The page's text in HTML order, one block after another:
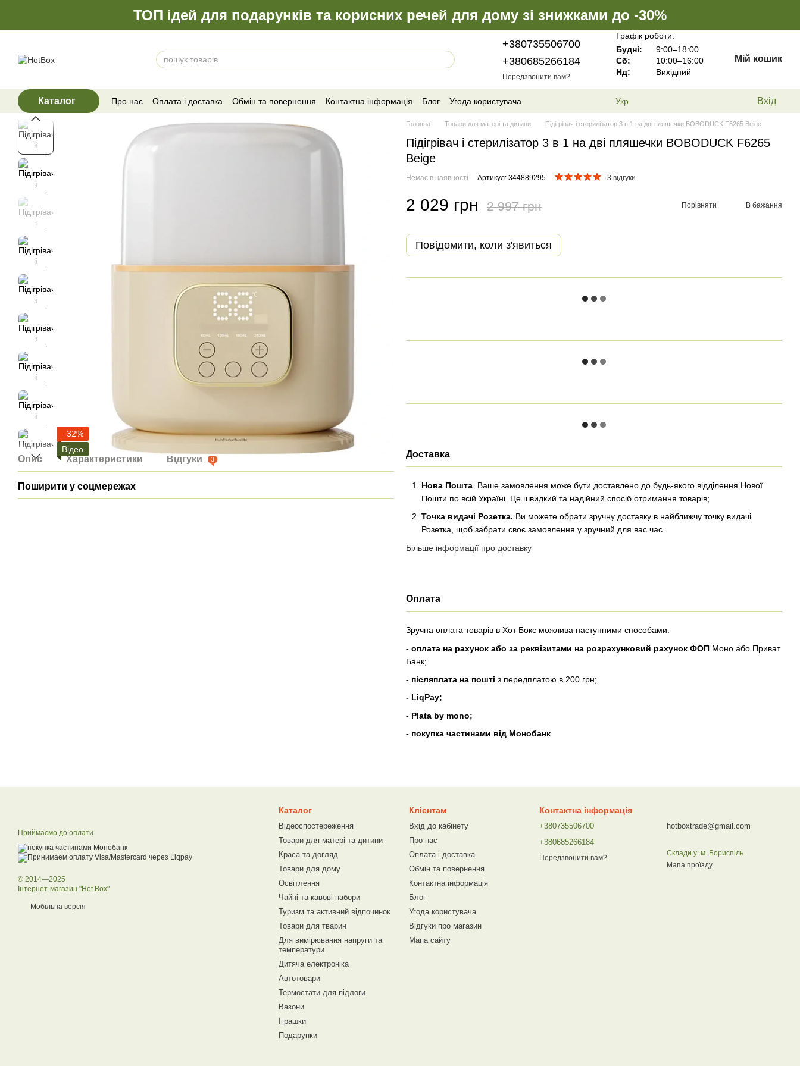
ТОП ідей для подарунків та корисних речей для дому зі знижками до -30%
+380735506700
+380685266184
Передзвонити вам?
Графік роботи:
Будні:
9:00–18:00
Сб:
10:00–16:00
Нд:
Вихідний
Мій кошик
Каталог Про нас Оплата і доставка Обмін та повернення Контактна інформація Блог
Угода користувача
Відгуки про магазин
Укр Вхід
−32%
Відео
Опис Характеристики Відгуки 3
Поширити у соцмережах
Головна Товари для матері та дитини Підігрівач і стерилізатор 3 в 1 на дві пляшечки BOBODUCK F6265 Beige
Підігрівач і стерилізатор 3 в 1 на дві пляшечки BOBODUCK F6265
Beige
Немає в наявності Артикул: 344889295 3 відгуки
2 029 грн 2 997 грн Порівняти В бажання
Повідомити, коли з'явиться
Доставка
Нова Пошта . Ваше замовлення може бути доставлено до будь-якого відділення Нової
Пошти по всій Україні. Це швидкий та надійний спосіб отримання товарів;
Точка видачі Розетка. Ви можете обрати зручну доставку в найближчу точку видачі
Розетка, щоб забрати своє замовлення у зручний для вас час.
Більше інформації про доставку
Оплата
Зручна оплата товарів в Хот Бокс можлива наступними способами:
- оплата на рахунок або за реквізитами на розрахунковий рахунок ФОП Моно або Приват
Банк;
- післяплата на пошті з передплатою в 200 грн;
- LiqPay;
- Plata by mono;
- покупка частинами від Монобанк
Приймаємо до оплати
© 2014—2025
Інтернет-магазин "Hot Box"
Мобільна версія
Каталог
Відеоспостереження
Товари для матері та дитини
Краса та догляд
Товари для дому
Освітлення
Чайні та кавові набори
Туризм та активний відпочинок
Товари для тварин
Для вимірювання напруги та
температури
Дитяча електроніка
Автотовари
Термостати для підлоги
Вазони
Іграшки
Подарунки
Клієнтам
Вхід до кабінету
Про нас
Оплата і доставка
Обмін та повернення
Контактна інформація
Блог
Угода користувача
Відгуки про магазин
Мапа сайту
Контактна інформація
+380735506700
+380685266184
Передзвонити вам?
hotboxtrade@gmail.com
Склади у: м. Бориспіль
Мапа проїзду